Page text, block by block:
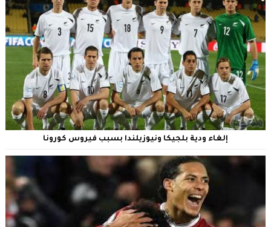
إلغاء ودية بلجيكا ونيوزيلندا بسبب فيروس كورونا